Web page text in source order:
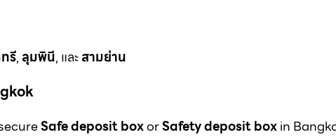
รี, ลุมพินี, และสามย่าน
Safe deposit boxorSafety deposit boxin